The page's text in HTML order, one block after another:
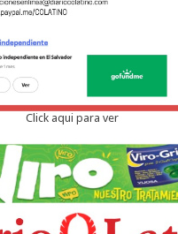
Click aqui para ver